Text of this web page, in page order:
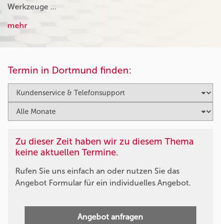
Werkzeuge …
mehr
Termin in Dortmund finden:
Zu dieser Zeit haben wir zu diesem Thema
keine aktuellen Termine.
Rufen Sie uns einfach an oder nutzen Sie das
Angebot Formular für ein individuelles Angebot.
Angebot anfragen